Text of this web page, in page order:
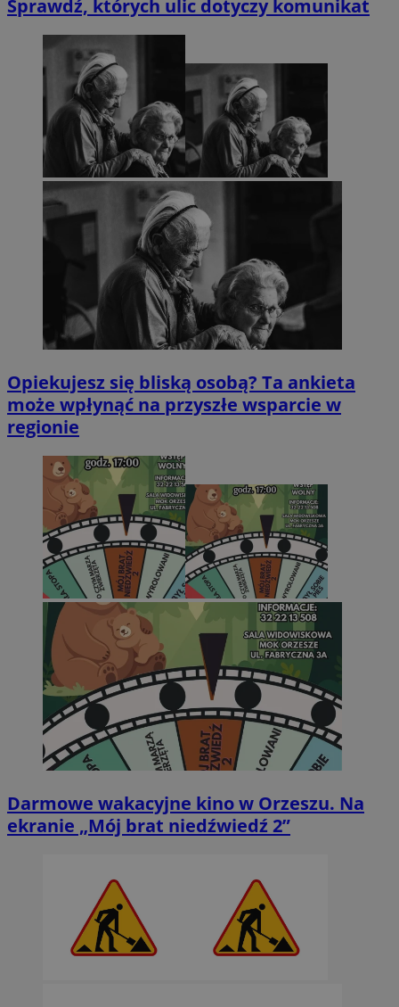
Sprawdź, których ulic dotyczy komunikat
Opiekujesz się bliską osobą? Ta ankieta
może wpłynąć na przyszłe wsparcie w
regionie
Darmowe wakacyjne kino w Orzeszu. Na
ekranie „Mój brat niedźwiedź 2”